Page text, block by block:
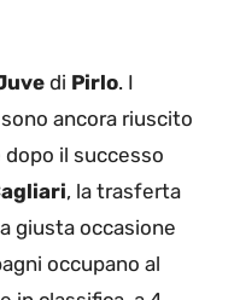
di Pirlo. I
ancora riuscito
il successo
, la trasferta
giusta occasione
occupano al